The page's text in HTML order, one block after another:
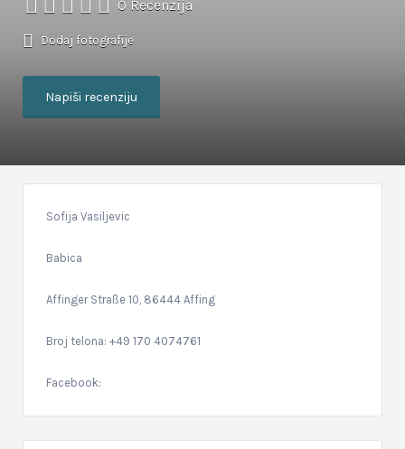
0 Recenzija
Dodaj fotografije
Napiši recenziju
Sofija Vasiljevic
Babica
Affinger Straße 10, 86444 Affing
Broj telona: +49 170 4074761
Facebook: